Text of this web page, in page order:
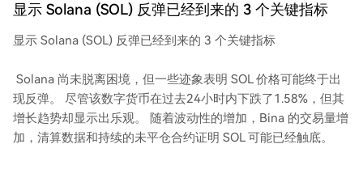
显示 Solana (SOL) 反弹已经到来的 3 个关键指标
显示 Solana (SOL) 反弹已经到来的 3 个关键指标
Solana 尚未脱离困境，但一些迹象表明 SOL 价格可能终于出
现反弹。 尽管该数字货币在过去24小时内下跌了1.58%，但其
增长趋势却显示出乐观。 随着波动性的增加，Bina 的交易量增
加，清算数据和持续的未平仓合约证明 SOL 可能已经触底。